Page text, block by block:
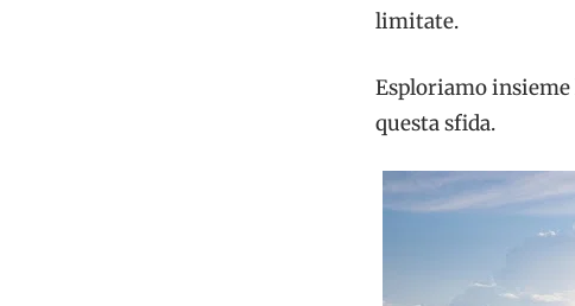
limitate.
Esploriamo
questa sfida.